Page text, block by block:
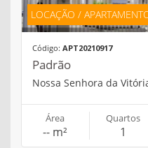
LOCAÇÃO /
Código: APT20210917
Padrão
Nossa Senhora da
Área
-- m²
Quartos
1